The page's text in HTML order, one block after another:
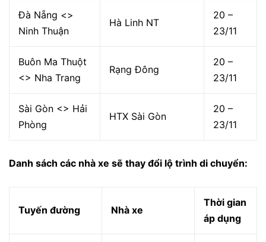
Đà Nẵng <>
Ninh Thuận
Hà Linh NT
20 –
23/11
Buôn Ma Thuột
<> Nha Trang
Rạng Đông
20 –
23/11
Sài Gòn <> Hải
Phòng
HTX Sài Gòn
20 –
23/11
Danh sách các nhà xe sẽ thay đổi lộ trình di chuyển:
Tuyến đường Nhà xe
Thời gian
áp dụng